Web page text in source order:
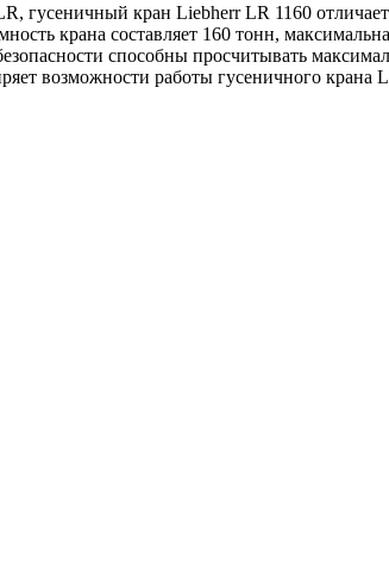
гусеничный кран Liebherr LR 1160
крана составляет 160 тонн,
способны просчитывать
возможности работы гусеничного крана